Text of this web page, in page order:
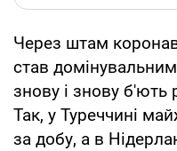
Через штам
став
знову і знову б'ють
Так, у Туреччині
за добу, а в